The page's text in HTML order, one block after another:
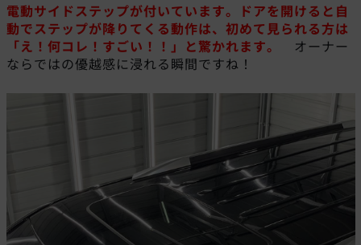
電動サイドステップが付いています。
ドアを開けると自
動でステップが降りてくる動作は、初めて見られる方は
「え！何コレ！すごい！！」と驚かれます。
オーナー
ならではの優越感に浸れる瞬間ですね！